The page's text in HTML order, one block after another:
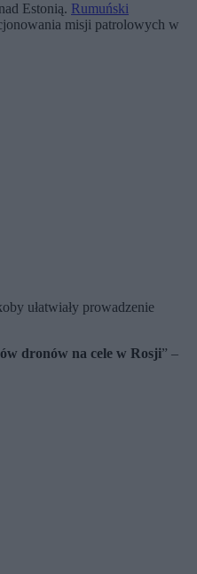
Estonią. Rumuński
misji patrolowych w
ułatwiały prowadzenie
dronów na cele w Rosji” –